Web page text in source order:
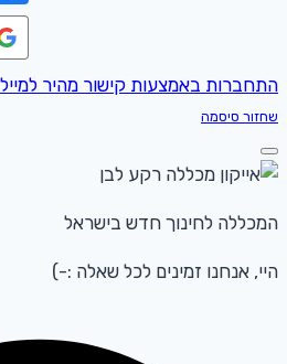
התחברות באמצעות קישור מהיר
שחזור סיסמה
המכללה לחינוך חדש בישראל
היי, אנחנו זמינים לכל שאלה :-)